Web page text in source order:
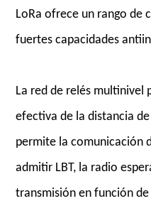
LoRa ofrece un rango de
fuertes capacidades
La red de relés multinivel
efectiva de la distancia
permite la comunicación
admitir LBT, la radio
transmisión en función